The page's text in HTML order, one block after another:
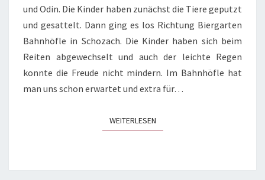
und Odin. Die Kinder haben zunächst die Tiere geputzt
und gesattelt. Dann ging es los Richtung Biergarten
Bahnhöfle in Schozach. Die Kinder haben sich beim
Reiten abgewechselt und auch der leichte Regen
konnte die Freude nicht mindern. Im Bahnhöfle hat
man uns schon erwartet und extra für…
WEITERLESENWEITERLESEN